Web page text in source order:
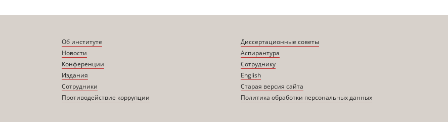
Об институте
Новости
Конференции
Издания
Сотрудники
Противодействие коррупции
Диссертационные советы
Аспирантура
Сотруднику
English
Старая версия сайта
Политика обработки персональных данных